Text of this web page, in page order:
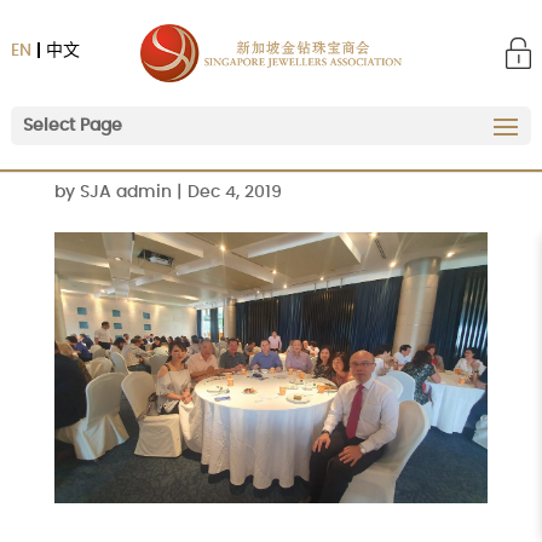
中文
EN
Select Page
by SJA admin Dec 4, 2019